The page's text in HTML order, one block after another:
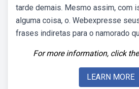
tarde demais. Mesmo assim, com
alguma coisa, o. Webexpresse
frases indiretas para o namorado
For more information, click
LEARN MORE